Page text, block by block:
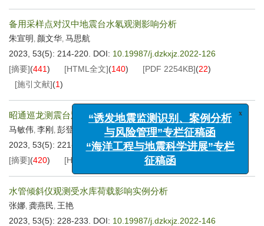
备用采样点对汉中地震台水氡观测影响分析
朱宣明 , 颜文华, 马思航
2023, 53(5): 214-220. DOI: 10.19987/j.dzkxjz.2022-126
[摘要](441) [HTML全文](140) [PDF 2254KB](22)
[施引文献](1)
昭通巡龙测震台观测资料质量分析与研究
马敏伟, 李刚 , 彭登靖 张鸿滔,马达
2023, 53(5): 221-227. DOI:10.19987/j.dzkxjz.2022-119
[摘要](420) [HTML全文] [PDF3073KB
水管倾斜仪观测受水库荷载影响实例分析
张娜, 龚燕民, 王艳
2023, 53(5): 228-233.
DOI: 10.19987/j.dzkxjz.2022-146
“诱发地震监测识别、案例分析
与风险管理”专栏征稿函
“海洋工程与地震科学进展”专栏
征稿函